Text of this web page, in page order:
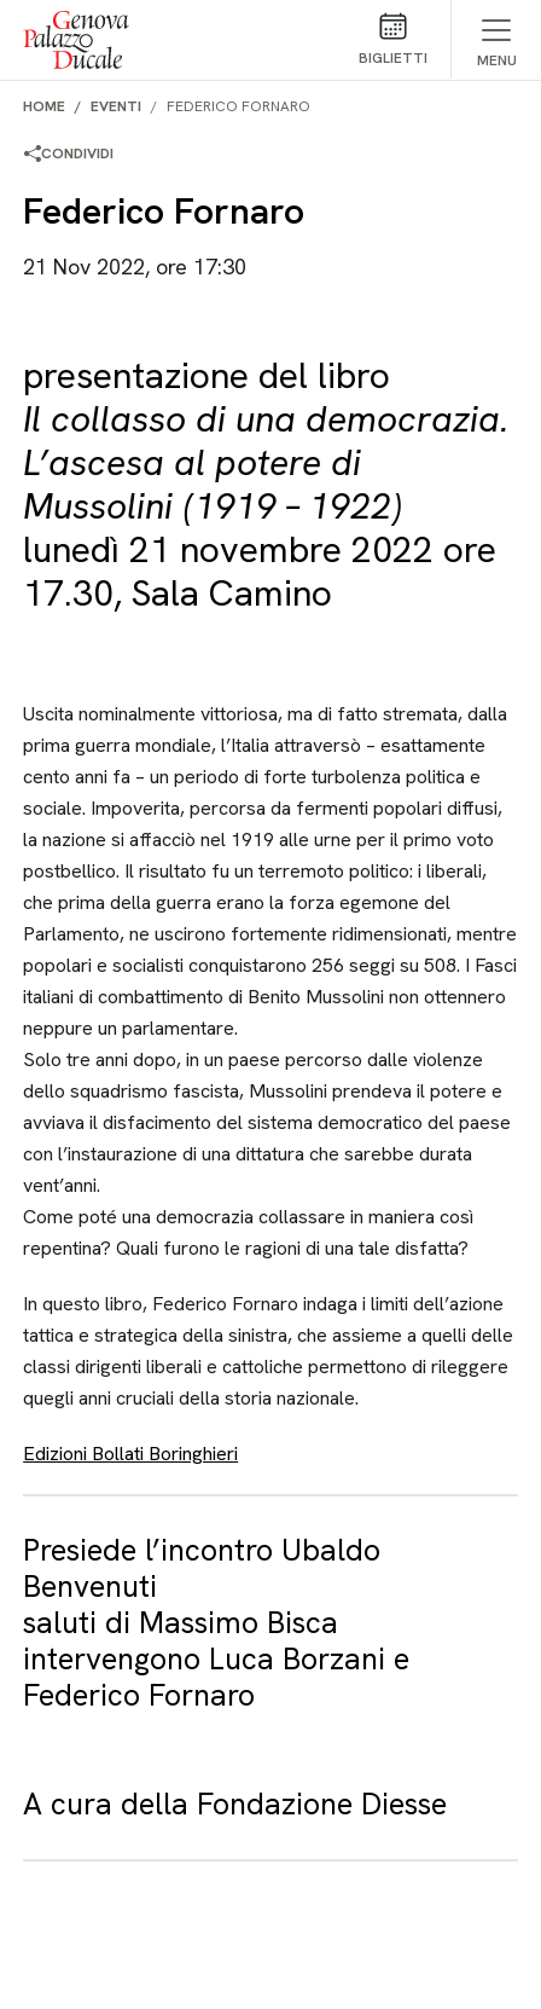
Salta al contenuto
BIGLIETTI MENU
HOME EVENTI FEDERICO FORNARO
CONDIVIDI
Federico Fornaro
21 Nov 2022, ore 17:30
presentazione del libro
Il collasso di una democrazia.
L’ascesa al potere di
Mussolini (1919 – 1922)
lunedì 21 novembre 2022 ore
17.30, Sala Camino
Uscita nominalmente vittoriosa, ma di fatto stremata, dalla
prima guerra mondiale, l’Italia attraversò – esattamente
cento anni fa – un periodo di forte turbolenza politica e
sociale. Impoverita, percorsa da fermenti popolari diffusi,
la nazione si affacciò nel 1919 alle urne per il primo voto
postbellico. Il risultato fu un terremoto politico: i liberali,
che prima della guerra erano la forza egemone del
Parlamento, ne uscirono fortemente ridimensionati, mentre
popolari e socialisti conquistarono 256 seggi su 508. I Fasci
italiani di combattimento di Benito Mussolini non ottennero
neppure un parlamentare.
Solo tre anni dopo, in un paese percorso dalle violenze
dello squadrismo fascista, Mussolini prendeva il potere e
avviava il disfacimento del sistema democratico del paese
con l’instaurazione di una dittatura che sarebbe durata
vent’anni.
Come poté una democrazia collassare in maniera così
repentina? Quali furono le ragioni di una tale disfatta?
In questo libro, Federico Fornaro indaga i limiti dell’azione
tattica e strategica della sinistra, che assieme a quelli delle
classi dirigenti liberali e cattoliche permettono di rileggere
quegli anni cruciali della storia nazionale.
Edizioni Bollati Boringhieri
Presiede l’incontro Ubaldo
Benvenuti
saluti di Massimo Bisca
intervengono Luca Borzani e
Federico Fornaro
A cura della Fondazione Diesse